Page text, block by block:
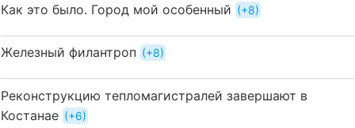
Как это было. Город мой особенный +8
Железный филантроп +8
Реконструкцию тепломагистралей завершают в
Костанае
+6